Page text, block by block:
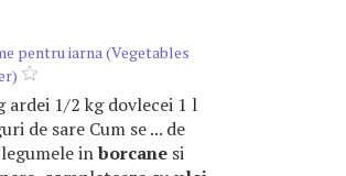
pentru iarna (Vegetables
ardei 1/2 kg dovlecei 1 l
de sare Cum se ... de
inborcane si